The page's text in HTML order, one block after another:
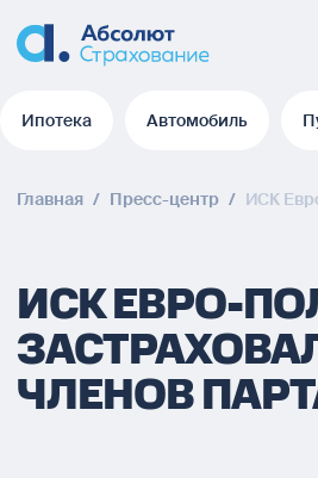
Ипотека Автомобиль
Главная / Пресс-центр / ИСК
ИСК ЕВРО-
ЧЛЕНОВ